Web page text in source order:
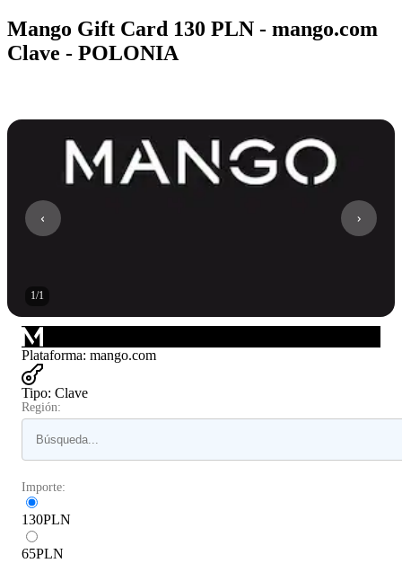
Mango Gift Card 130 PLN - mango.com
Clave - POLONIA
1/1
Plataforma: mango.com
Tipo: Clave
Región:
Importe:
130PLN
65PLN